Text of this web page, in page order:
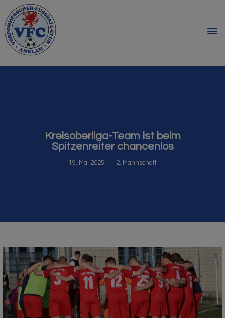
Kreisoberliga-Team ist beim
Spitzenreiter chancenlos
19. Mai 2025 2. Mannschaft